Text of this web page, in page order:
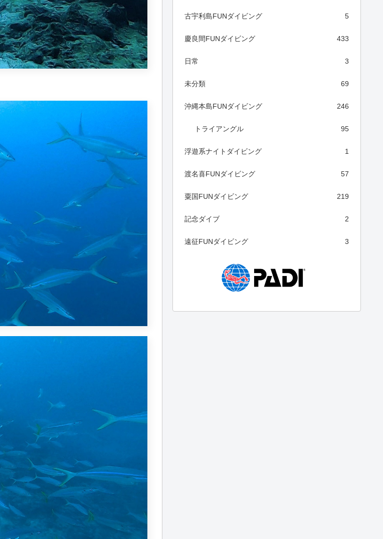
古宇利島FUNダイビング 5
慶良間FUNダイビング 433
日常 3
未分類 69
沖縄本島FUNダイビング 246
トライアングル 95
浮遊系ナイトダイビング 1
渡名喜FUNダイビング 57
粟国FUNダイビング 219
記念ダイブ 2
遠征FUNダイビング 3